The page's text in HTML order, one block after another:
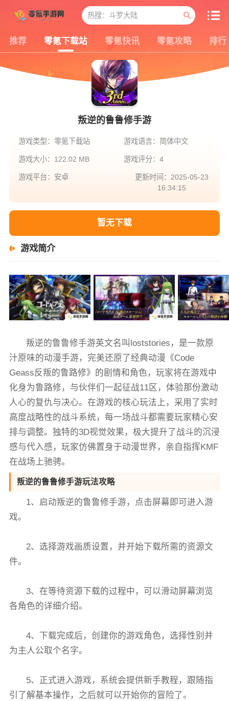
推荐 零氪下载站 零氪快讯 零氪攻略 排行
叛逆的鲁鲁修手游
游戏类型：零氪下载站 游戏语言：简体中文
游戏大小：122.02 MB 游戏评分：4
游戏平台：安卓
更新时间：2025-05-23
16:34:15
暂无下载
游戏简介
叛逆的鲁鲁修手游英文名叫loststories，是一款原
汁原味的动漫手游，完美还原了经典动漫《Code
Geass反叛的鲁路修》的剧情和角色，玩家将在游戏中
化身为鲁路修，与伙伴们一起征战11区，体验那份激动
人心的复仇与决心。在游戏的核心玩法上，采用了实时
高度战略性的战斗系统，每一场战斗都需要玩家精心安
排与调整。独特的3D视觉效果，极大提升了战斗的沉浸
感与代入感，玩家仿佛置身于动漫世界，亲自指挥KMF
在战场上驰骋。
叛逆的鲁鲁修手游玩法攻略
1、启动叛逆的鲁鲁修手游，点击屏幕即可进入游
戏。
2、选择游戏画质设置，并开始下载所需的资源文
件。
3、在等待资源下载的过程中，可以滑动屏幕浏览
各角色的详细介绍。
4、下载完成后，创建你的游戏角色，选择性别并
为主人公取个名字。
5、正式进入游戏，系统会提供新手教程，跟随指
引了解基本操作，之后就可以开始你的冒险了。